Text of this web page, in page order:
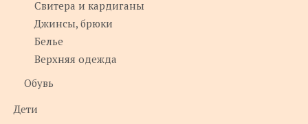
Свитера и кардиганы
Джинсы, брюки
Белье
Верхняя одежда
Обувь
Дети